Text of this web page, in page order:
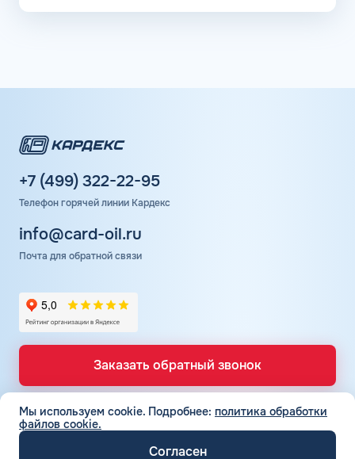
+7 (499) 322-22-95
Телефон горячей линии Кардекс
info@card-oil.ru
Почта для обратной связи
Заказать обратный звонок
ТОПЛИВНЫЕ КАРТЫ
Мы используем cookie. Подробнее: политика обработки
файлов cookie.
Согласен